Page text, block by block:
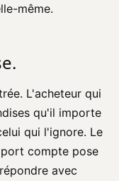
même.
L'acheteur qui
qu'il importe
qui l'ignore. Le
compte pose
avec